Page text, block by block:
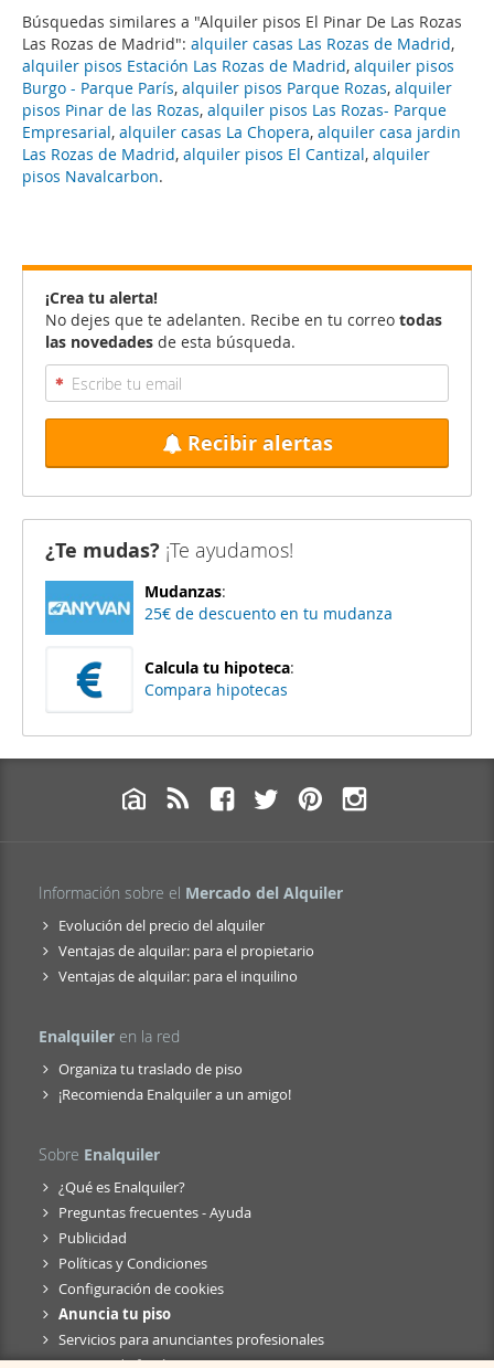
Búsquedas similares a "Alquiler pisos El Pinar De Las Rozas
Las Rozas de Madrid": alquiler casas Las Rozas de Madrid,
alquiler pisos Estación Las Rozas de Madrid, alquiler pisos
Burgo - Parque París, alquiler pisos Parque Rozas, alquiler
pisos Pinar de las Rozas, alquiler pisos Las Rozas- Parque
Empresarial, alquiler casas La Chopera, alquiler casa jardin
Las Rozas de Madrid, alquiler pisos El Cantizal, alquiler
pisos Navalcarbon.
¡Crea tu alerta!
No dejes que te adelanten. Recibe en tu correo todas
las novedades de esta búsqueda.
Recibir alertas
¿Te mudas? ¡Te ayudamos!
Mudanzas:
25€ de descuento en tu mudanza
Calcula tu hipoteca:
Compara hipotecas
Información sobre el Mercado del Alquiler
Evolución del precio del alquiler
Ventajas de alquilar: para el propietario
Ventajas de alquilar: para el inquilino
Enalquiler en la red
Organiza tu traslado de piso
¡Recomienda Enalquiler a un amigo!
Sobre Enalquiler
¿Qué es Enalquiler?
Preguntas frecuentes - Ayuda
Publicidad
Políticas y Condiciones
Configuración de cookies
Anuncia tu piso
Servicios para anunciantes profesionales